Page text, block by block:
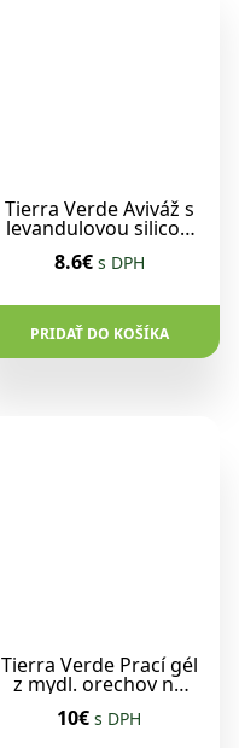
Tierra Verde Aviváž s
levandulovou silicou
8.6€ s DPH
PRIDAŤ DO KOŠÍKA
Tierra Verde Prací gél
z mydl. orechov na
10€ s DPH